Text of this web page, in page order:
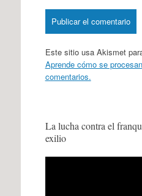
Este sitio usa Akismet
Aprende cómo se
comentarios.
La lucha contra el
exilio